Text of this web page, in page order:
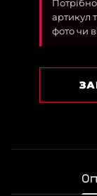
артикул
фото чи